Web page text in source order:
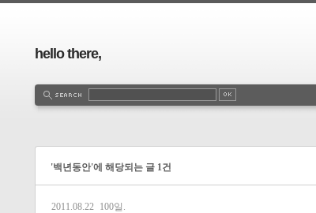
hello there,
'백년동안'에 해당되는 글 1건
2011.08.22 100일.